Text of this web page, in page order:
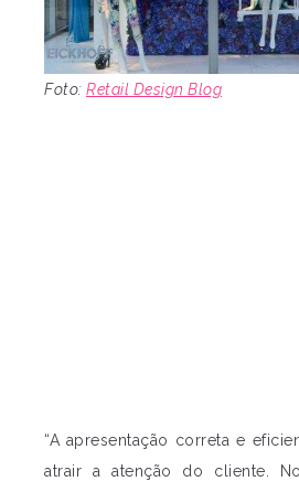
Foto: Retail Design Blog
“A apresentação correta e
atrair a atenção do cliente.